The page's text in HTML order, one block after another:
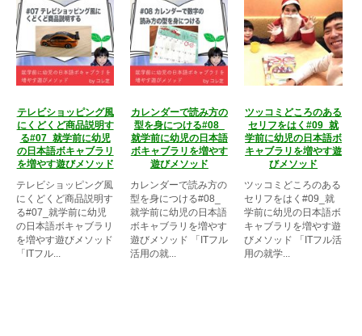
テレビショッピング風
にくどくど商品説明す
る#07_就学前に幼児
の日本語ボキャブラリ
を増やす遊びメソッド
テレビショッピング風
にくどくど商品説明す
る#07_就学前に幼児
の日本語ボキャブラリ
を増やす遊びメソッド
「ITフル...
カレンダーで読み方の
型を身につける#08_
就学前に幼児の日本語
ボキャブラリを増やす
遊びメソッド
カレンダーで読み方の
型を身につける#08_
就学前に幼児の日本語
ボキャブラリを増やす
遊びメソッド 「ITフル
活用の就...
ツッコミどころのある
セリフをはく#09_就
学前に幼児の日本語ボ
キャブラリを増やす遊
びメソッド
ツッコミどころのある
セリフをはく#09_就
学前に幼児の日本語ボ
キャブラリを増やす遊
びメソッド 「ITフル活
用の就学...